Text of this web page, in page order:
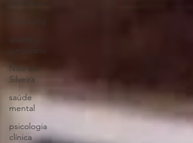
analista
junguiano
Nise da
Silveira
saúde
mental
psicologia
clínica